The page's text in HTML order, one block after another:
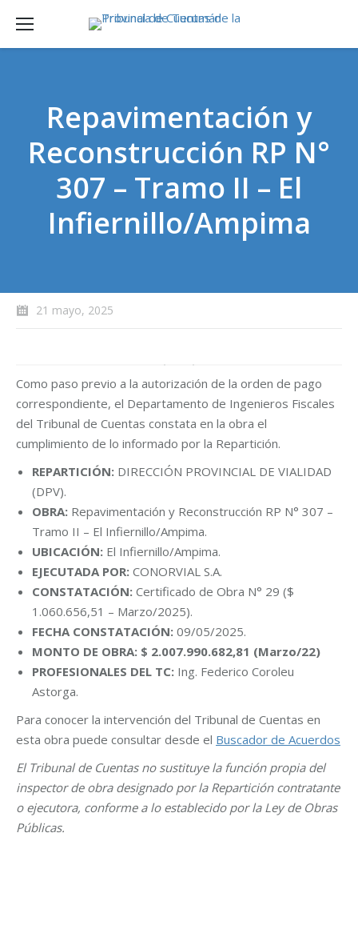
Repavimentación y
Reconstrucción RP N°
307 – Tramo II – El
Infiernillo/Ampima
21 mayo, 2025
Como paso previo a la autorización de la orden de pago
correspondiente, el Departamento de Ingenieros Fiscales
del Tribunal de Cuentas constata en la obra el
cumplimiento de lo informado por la Repartición.
REPARTICIÓN: DIRECCIÓN PROVINCIAL DE VIALIDAD
(DPV).
OBRA: Repavimentación y Reconstrucción RP N° 307 –
Tramo II – El Infiernillo/Ampima.
UBICACIÓN: El Infiernillo/Ampima.
EJECUTADA POR: CONORVIAL S.A.
CONSTATACIÓN: Certificado de Obra N° 29 ($
1.060.656,51 – Marzo/2025).
FECHA CONSTATACIÓN: 09/05/2025.
MONTO DE OBRA: $ 2.007.990.682,81 (Marzo/22)
PROFESIONALES DEL TC: Ing. Federico Coroleu
Astorga.
Para conocer la intervención del Tribunal de Cuentas en
esta obra puede consultar desde el Buscador de Acuerdos
El Tribunal de Cuentas no sustituye la función propia del
inspector de obra designado por la Repartición contratante
o ejecutora, conforme a lo establecido por la Ley de Obras
Públicas.